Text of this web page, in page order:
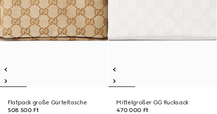
Flatpack große Gürteltasche
508 500 Ft
Mittelgroßer GG Rucksack
470 000 Ft